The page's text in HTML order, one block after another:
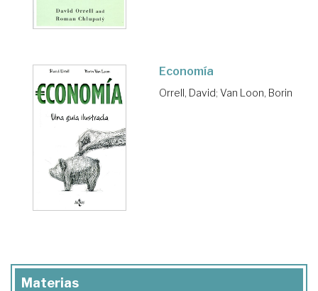
Economía
Orrell, David; Van Loon, Borin
Materias